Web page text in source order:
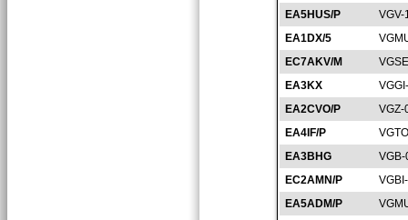
EA5HUS/P
VGV-
EA1DX/5
EC7AKV/M
EA3KX
EA2CVO/P
VGZ-
EA4IF/P
EA3BHG
EC2AMN/P
EA5ADM/P